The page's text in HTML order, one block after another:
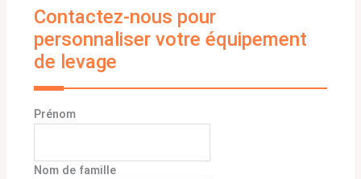
Contactez-nous pour
personnaliser votre équipement
de levage
Prénom
Nom de famille